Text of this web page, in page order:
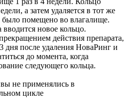
а затем удаляется в тот же
было помещено во влагалище.
новое кольцо.
действия препарата,
дня после удаления НоваРинг и
до момента, когда
следующего кольца.
не применялись в
цикле